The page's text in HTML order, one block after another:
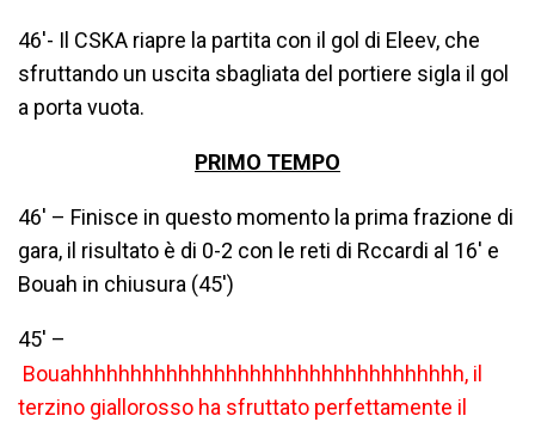
46′- Il CSKA riapre la partita con il gol di Eleev, che
sfruttando un uscita sbagliata del portiere sigla il gol
a porta vuota.
PRIMO TEMPO
46′ – Finisce in questo momento la prima frazione di
gara, il risultato è di 0-2 con le reti di Rccardi al 16′ e
Bouah in chiusura (45′)
45′ –
Bouahhhhhhhhhhhhhhhhhhhhhhhhhhhhhhhhh, il
terzino giallorosso ha sfruttato perfettamente il